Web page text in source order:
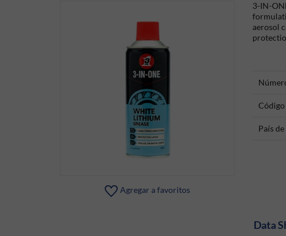
Agregar a favoritos
3-IN-
aerosol
País
Data